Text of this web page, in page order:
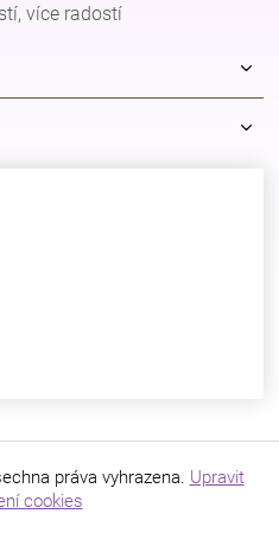
více radostí
práva vyhrazena. Upravit
cookies